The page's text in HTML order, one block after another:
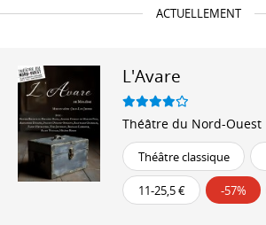
ACTUELLEMENT
L'Avare
Théâtre du Nord-Ouest
Théâtre classique
11-25,5 € -57%